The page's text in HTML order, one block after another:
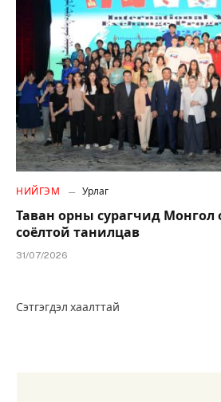
НИЙГЭМ Урлаг
Таван орны сурагчид Монгол
соёлтой танилцав
31/07/2026
Сэтгэгдэл хаалттай